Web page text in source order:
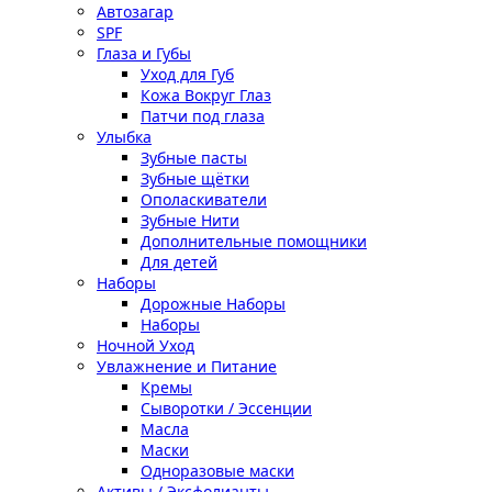
Автозагар
SPF
Глаза и Губы
Уход для Губ
Кожа Вокруг Глаз
Патчи под глаза
Улыбка
Зубные пасты
Зубные щётки
Ополаскиватели
Зубные Нити
Дополнительные помощники
Для детей
Наборы
Дорожные Наборы
Наборы
Ночной Уход
Увлажнение и Питание
Кремы
Сыворотки / Эссенции
Масла
Маски
Одноразовые маски